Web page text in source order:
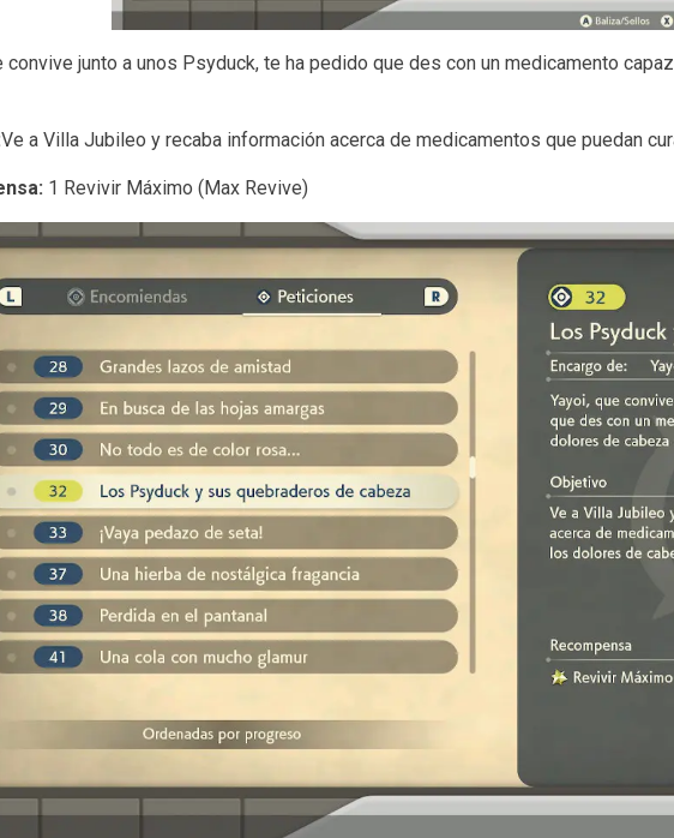
convive junto a unos Psyduck, te ha pedido que des con un medicamento
Ve a Villa Jubileo y recaba información acerca de medicamentos que puedan
1 Revivir Máximo (Max Revive)